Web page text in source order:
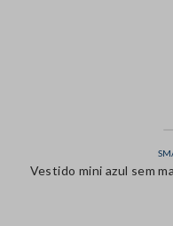
Vestido mini azul sem